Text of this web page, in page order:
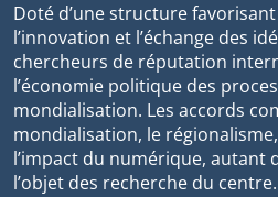
Doté d’une structure
l’innovation et l’échange des
chercheurs de réputation
l’économie politique des
mondialisation. Les accords
mondialisation, le
l’impact du numérique, autant
l’objet des recherche du centre.